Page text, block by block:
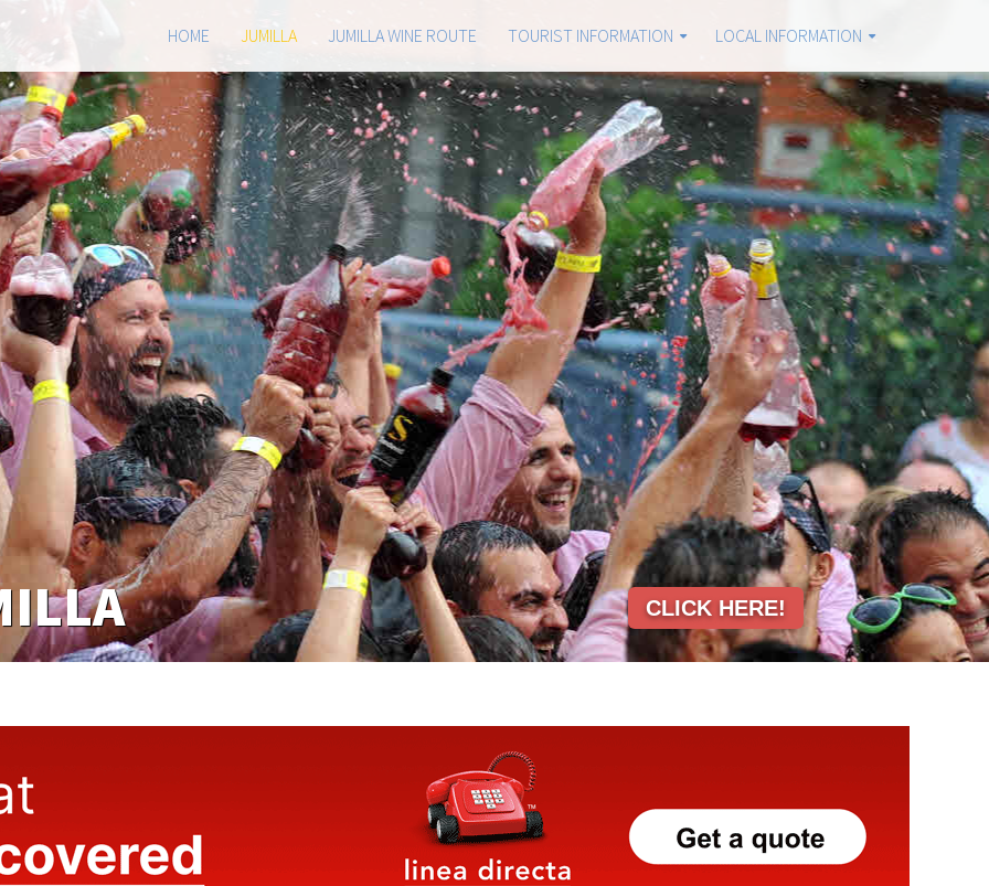
HOME JUMILLA JUMILLA WINE ROUTE TOURIST INFORMATION LOCAL INFORMATION
CLICK HERE!